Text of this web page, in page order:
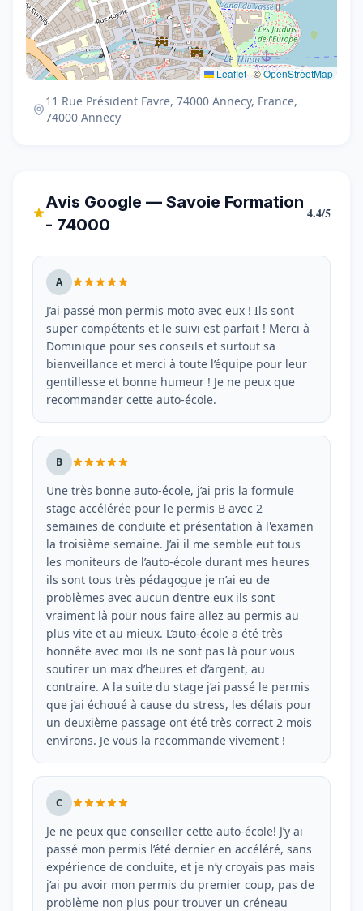
Leaflet |©OpenStreetMap
11 Rue Président Favre, 74000 Annecy, France,
74000 Annecy
Avis Google — Savoie Formation
- 74000
4.4/5
A
J’ai passé mon permis moto avec eux ! Ils sont
super compétents et le suivi est parfait ! Merci à
Dominique pour ses conseils et surtout sa
bienveillance et merci à toute l’équipe pour leur
gentillesse et bonne humeur ! Je ne peux que
recommander cette auto-école.
B
Une très bonne auto-école, j’ai pris la formule
stage accélérée pour le permis B avec 2
semaines de conduite et présentation à l'examen
la troisième semaine. J’ai il me semble eut tous
les moniteurs de l’auto-école durant mes heures
ils sont tous très pédagogue je n’ai eu de
problèmes avec aucun d’entre eux ils sont
vraiment là pour nous faire allez au permis au
plus vite et au mieux. L’auto-école a été très
honnête avec moi ils ne sont pas là pour vous
soutirer un max d’heures et d’argent, au
contraire. A la suite du stage j’ai passé le permis
que j’ai échoué à cause du stress, les délais pour
un deuxième passage ont été très correct 2 mois
environs. Je vous la recommande vivement !
C
Je ne peux que conseiller cette auto-école! J’y ai
passé mon permis l’été dernier en accéléré, sans
expérience de conduite, et je n’y croyais pas mais
j’ai pu avoir mon permis du premier coup, pas de
problème non plus pour trouver un créneau